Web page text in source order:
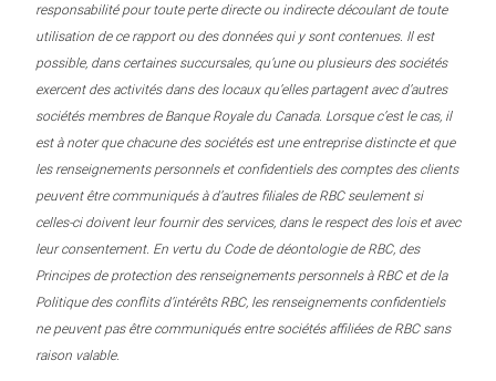
responsabilité pour toute perte directe ou indirecte découlant de toute
utilisation de ce rapport ou des données qui y sont contenues. Il est
possible, dans certaines succursales, qu’une ou plusieurs des sociétés
exercent des activités dans des locaux qu’elles partagent avec d’autres
sociétés membres de Banque Royale du Canada. Lorsque c’est le cas, il
est à noter que chacune des sociétés est une entreprise distincte et que
les renseignements personnels et confidentiels des comptes des clients
peuvent être communiqués à d’autres filiales de RBC seulement si
celles-ci doivent leur fournir des services, dans le respect des lois et avec
leur consentement. En vertu du Code de déontologie de RBC, des
Principes de protection des renseignements personnels à RBC et de la
Politique des conflits d’intérêts RBC, les renseignements confidentiels
ne peuvent pas être communiqués entre sociétés affiliées de RBC sans
raison valable.